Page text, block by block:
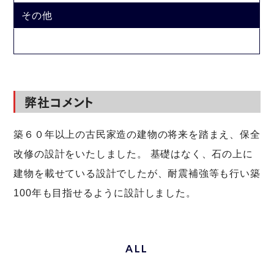
その他
弊社コメント
築６０年以上の古民家造の建物の将来を踏まえ、保全
改修の設計をいたしました。 基礎はなく、石の上に
建物を載せている設計でしたが、耐震補強等も行い築
100年も目指せるように設計しました。
ALL